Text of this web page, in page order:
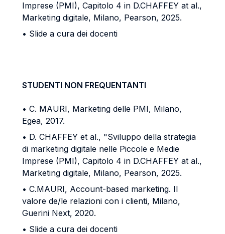
Imprese (PMI), Capitolo 4 in D.CHAFFEY at al.,
Marketing digitale, Milano, Pearson, 2025.
• Slide a cura dei docenti
STUDENTI NON FREQUENTANTI
• C. MAURI, Marketing delle PMI, Milano,
Egea, 2017.
• D. CHAFFEY et al., "Sviluppo della strategia
di marketing digitale nelle Piccole e Medie
Imprese (PMI), Capitolo 4 in D.CHAFFEY at al.,
Marketing digitale, Milano, Pearson, 2025.
• C.MAURI, Account-based marketing. II
valore de/le relazioni con i clienti, Milano,
Guerini Next, 2020.
• Slide a cura dei docenti